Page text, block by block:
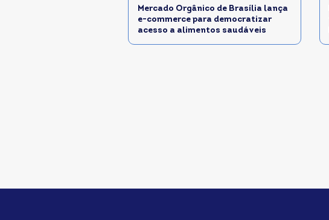
Mercado Orgânico de Brasília lança
e-commerce para democratizar
acesso a alimentos saudáveis